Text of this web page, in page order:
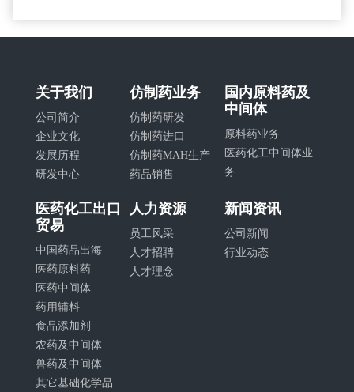
关于我们
公司简介
企业文化
发展历程
研发中心
仿制药业务
仿制药研发
仿制药进口
仿制药MAH生产
药品销售
国内原料药及
中间体
原料药业务
医药化工中间体业
务
医药化工出口
贸易
中国药品出海
医药原料药
医药中间体
药用辅料
食品添加剂
农药及中间体
兽药及中间体
其它基础化学品
人力资源
员工风采
人才招聘
人才理念
新闻资讯
公司新闻
行业动态